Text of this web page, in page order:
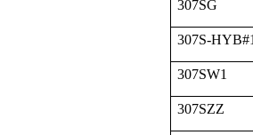
307SG
307S-
307SW1
307SZZ